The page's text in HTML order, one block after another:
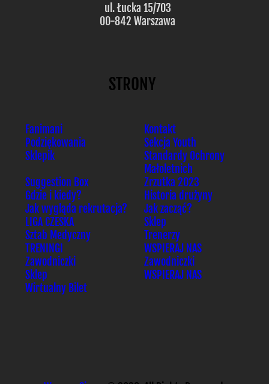
ul. Łucka 15/703
00-842 Warszawa
STRONY
Fanimani
Kontakt
Podziękowania
Sekcja Youth
Sklepik
Standardy Ochrony
Małoletnich
Suggestion Box
Zrzutka 2023
Gdzie i kiedy?
Historia drużyny
Jak wygląda rekrutacja?
Jak zacząć?
LIGA CZESKA
Sklep
Sztab Medyczny
Trenerzy
TRENINGI
WSPIERAJ NAS
Zawodniczki
Zawodniczki
Sklep
WSPIERAJ NAS
Wirtualny Bilet